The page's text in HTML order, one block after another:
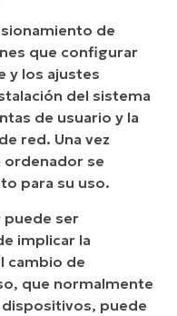
de
que configurar
y los ajustes
del sistema
de usuario y la
red. Una vez
se
para su uso.
puede ser
implicar la
cambio de
que normalmente
puede